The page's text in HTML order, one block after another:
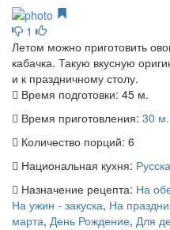
1
Летом можно приготовить
кабачка. Такую вкусную
и к праздничному столу.
Время подготовки: 45 м.
Время приготовления: 30 м.
Количество порций: 6
Национальная кухня:
Назначение рецепта: На
На ужин - закуска, На
марта, День Рождение, Для